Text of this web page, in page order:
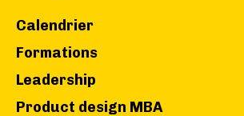
Calendrier
Formations
Leadership
Product design MBA